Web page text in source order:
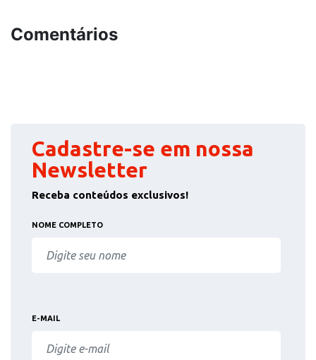
Comentários
Cadastre-se em nossa
Newsletter
Receba conteúdos exclusivos!
NOME COMPLETO
E-MAIL